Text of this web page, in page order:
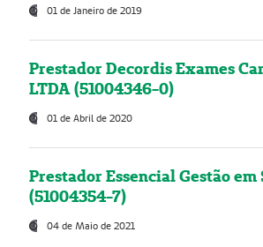
01 de Janeiro de 2019
Prestador Decordis Exames
LTDA (51004346-0)
01 de Abril de 2020
Prestador Essencial Gestão em
(51004354-7)
04 de Maio de 2021